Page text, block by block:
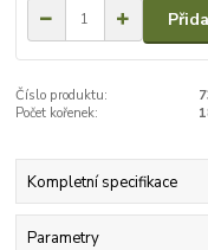
Číslo produktu:
Počet kořenek:
Kompletní specifikace
Parametry